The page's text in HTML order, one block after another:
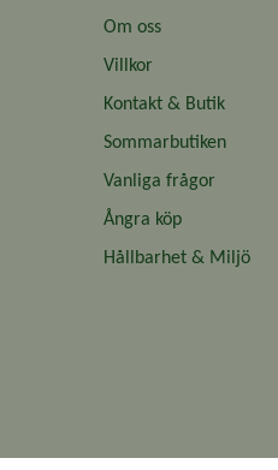
Om oss
Villkor
Kontakt & Butik
Sommarbutiken
Vanliga frågor
Ångra köp
Hållbarhet & Miljö